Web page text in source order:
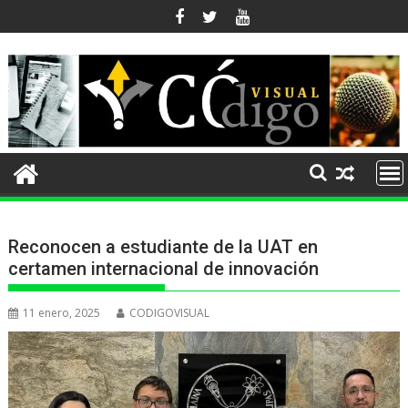
al
contenido
Reconocen a estudiante de la UAT en
certamen internacional de innovación
11 enero, 2025 CODIGOVISUAL